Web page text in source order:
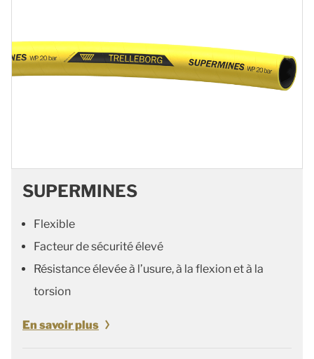
SUPERMINES
Flexible
Facteur de sécurité élevé
Résistance élevée à l’usure, à la flexion et à la
torsion
En savoir plus